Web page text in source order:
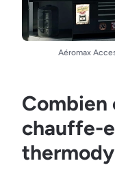
Aéromax
Combien
chauffe-